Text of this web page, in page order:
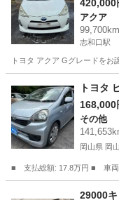
420,000
アクア
志和口駅
トヨタ アクア Gグレードを
安芸高田市 志和
トヨタ
168,000
その他
岡山県 岡
■ 支払総額: 17.8万円 ■ 車
その他
29000